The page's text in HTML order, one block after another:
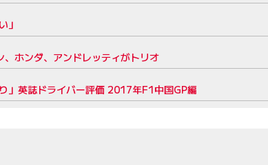
」
ホンダ、アンドレッティがトリオ
」英誌ドライバー評価 2017年F1中国GP編